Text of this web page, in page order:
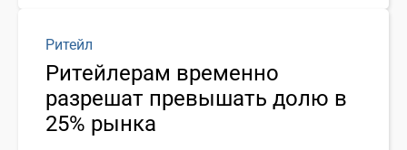
Ритейл
Ритейлерам временно
разрешат превышать долю в
25% рынка